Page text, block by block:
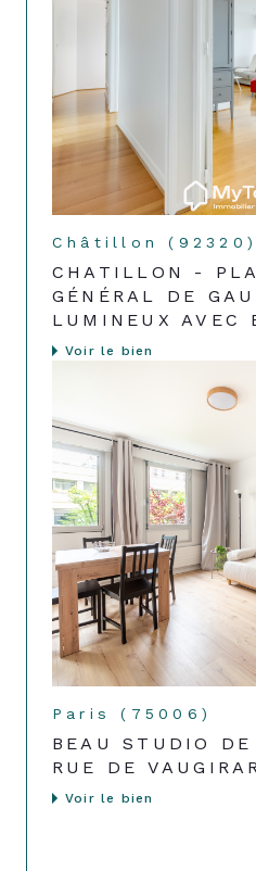
Châtillon (92320)
CHATILLON -
GÉNÉRAL DE
LUMINEUX AVEC
Voir le bien
Paris (75006)
BEAU STUDIO
RUE DE
Voir le bien